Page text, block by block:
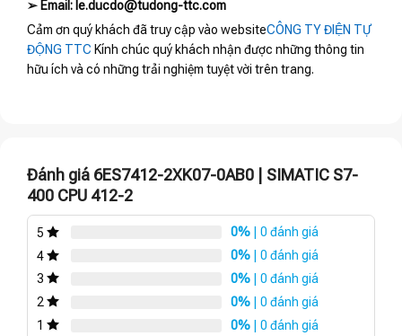
➢ Email: le.ducdo@tudong-ttc.com
Cảm ơn quý khách đã truy cập vào websiteCÔNG TY ĐIỆN TỰ
ĐỘNG TTC Kính chúc quý khách nhận được những thông tin
hữu ích và có những trải nghiệm tuyệt vời trên trang.
Đánh giá 6ES7412-2XK07-0AB0 | SIMATIC S7-
400 CPU 412-2
5 0% | 0 đánh giá
4
0% | 0 đánh giá
3
0% | 0 đánh giá
2
0% | 0 đánh giá
1
0% | 0 đánh giá